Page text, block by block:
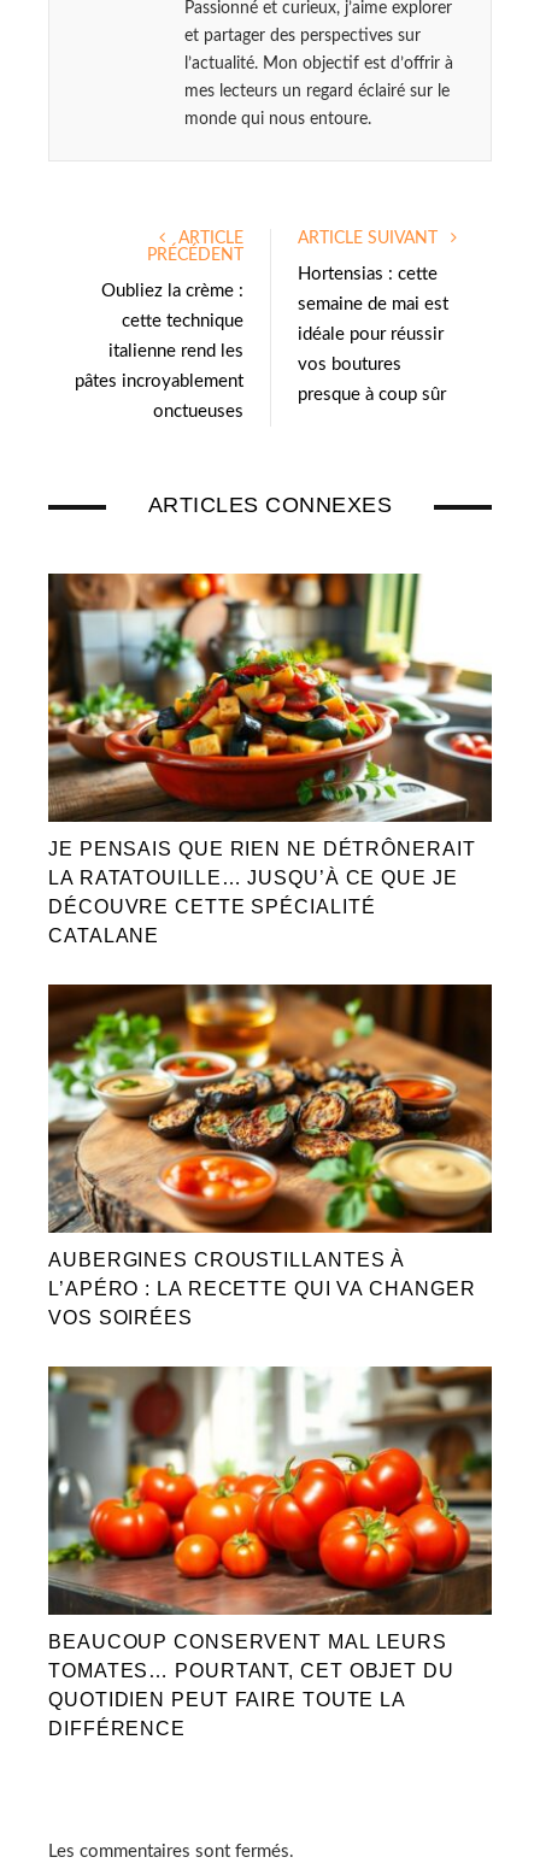
Passionné et curieux, j’aime explorer
et partager des perspectives sur
l’actualité. Mon objectif est d’offrir à
mes lecteurs un regard éclairé sur le
monde qui nous entoure.
ARTICLE
PRÉCÉDENT
Oubliez la crème :
cette technique
italienne rend les
pâtes incroyablement
onctueuses
ARTICLE SUIVANT
Hortensias : cette
semaine de mai est
idéale pour réussir
vos boutures
presque à coup sûr
ARTICLES CONNEXES
JE PENSAIS QUE RIEN NE DÉTRÔNERAIT
LA RATATOUILLE… JUSQU’À CE QUE JE
DÉCOUVRE CETTE SPÉCIALITÉ
CATALANE
AUBERGINES CROUSTILLANTES À
L’APÉRO : LA RECETTE QUI VA CHANGER
VOS SOIRÉES
BEAUCOUP CONSERVENT MAL LEURS
TOMATES… POURTANT, CET OBJET DU
QUOTIDIEN PEUT FAIRE TOUTE LA
DIFFÉRENCE
Les commentaires sont fermés.